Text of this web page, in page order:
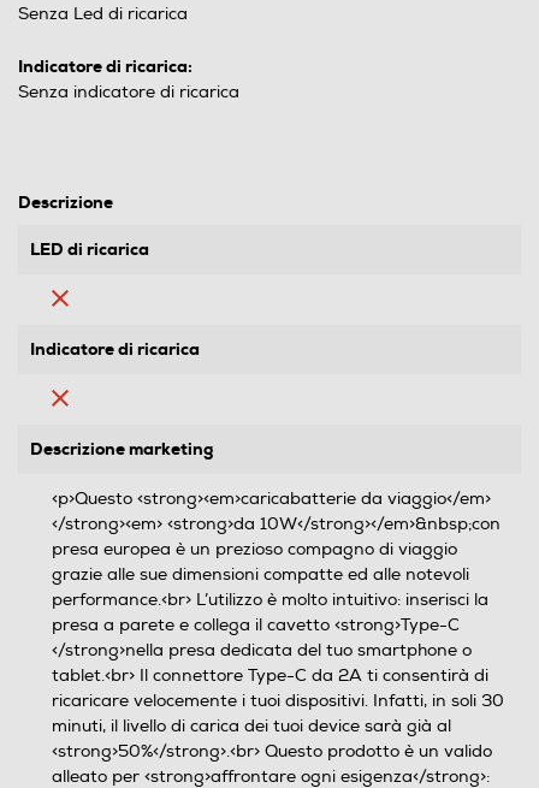
Senza Led di ricarica
Indicatore di ricarica:
Senza indicatore di ricarica
Descrizione
LED di ricarica
Indicatore di ricarica
Descrizione marketing
<p>Questo <strong><em>caricabatterie da viaggio</em>
</strong><em> <strong>da 10W</strong></em>&nbsp;con
presa europea è un prezioso compagno di viaggio
grazie alle sue dimensioni compatte ed alle notevoli
performance.<br> L’utilizzo è molto intuitivo: inserisci la
presa a parete e collega il cavetto <strong>Type-C
</strong>nella presa dedicata del tuo smartphone o
tablet.<br> Il connettore Type-C da 2A ti consentirà di
ricaricare velocemente i tuoi dispositivi. Infatti, in soli 30
minuti, il livello di carica dei tuoi device sarà già al
<strong>50%</strong>.<br> Questo prodotto è un valido
alleato per <strong>affrontare ogni esigenza</strong>: